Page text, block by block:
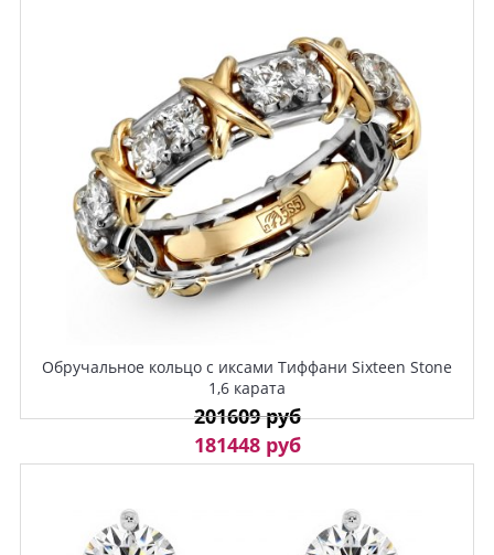
Обручальное кольцо с иксами Тиффани Sixteen Stone
1,6 карата
201609 руб
181448 руб